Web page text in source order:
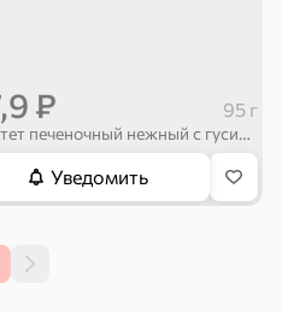
₽ 95 г
Паштет печеночный нежный с гусиной печенью «Главпродукт», 95 г
Уведомить